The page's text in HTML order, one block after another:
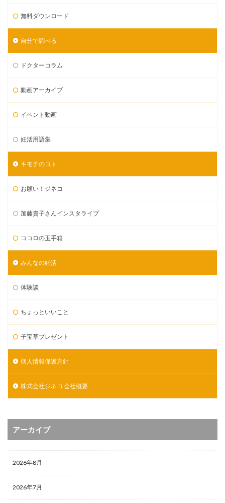
無料ダウンロード
自分で調べる
ドクターコラム
動画アーカイブ
イベント動画
妊活用語集
キモチのコト
お願い！ジネコ
加藤貴子さんインスタライブ
ココロの玉手箱
みんなの妊活
体験談
ちょっといいこと
子宝草プレゼント
個人情報保護方針
株式会社ジネコ 会社概要
アーカイブ
2026年8月
2026年7月